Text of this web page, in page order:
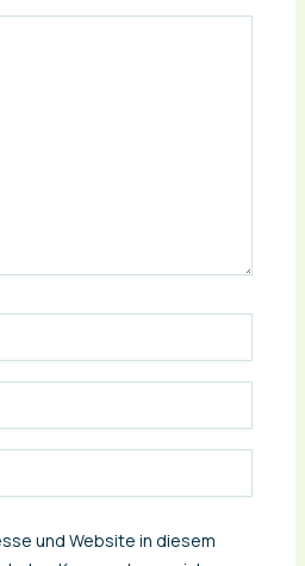
und Website in diesem